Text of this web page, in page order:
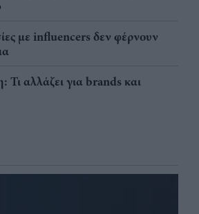
με influencers δεν φέρνουν
Τι αλλάζει για brands και